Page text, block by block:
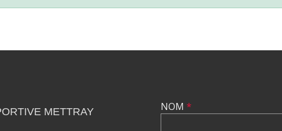
METTRAY
NOM *